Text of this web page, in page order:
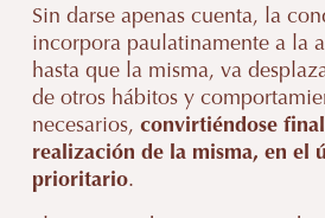
Sin darse apenas cuenta, la
incorpora paulatinamente a la
hasta que la misma, va
de otros hábitos y
necesarios, convirtiéndose
realización de la misma, en el
prioritario.